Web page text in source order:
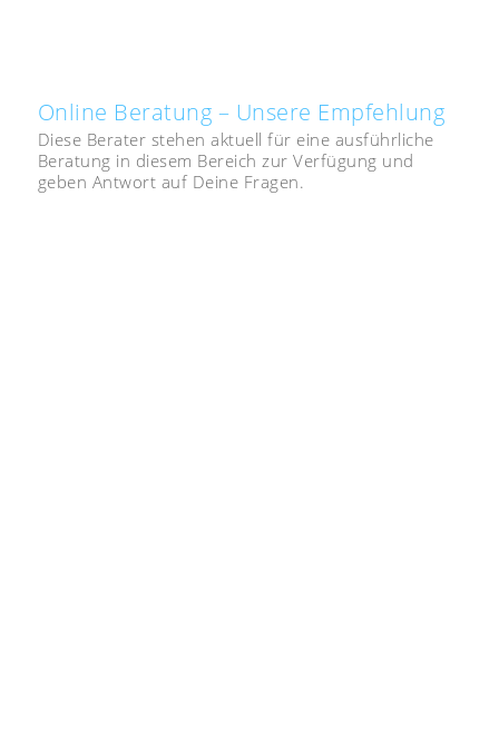
Online Beratung – Unsere Empfehlung
Diese Berater stehen aktuell für eine ausführliche
Beratung in diesem Bereich zur Verfügung und
geben Antwort auf Deine Fragen.